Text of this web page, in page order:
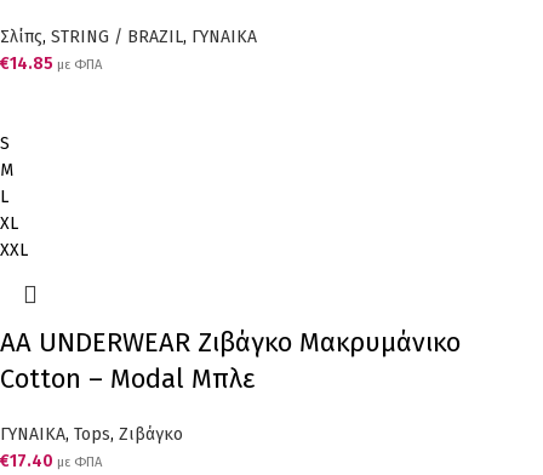
Σλίπς, STRING / BRAZIL, ΓΥΝΑΙΚΑ
€14.85 με ΦΠΑ
S
M
L
XL
XXL
AA UNDERWEAR Ζιβάγκο Μακρυμάνικο
Cotton – Modal Μπλε
ΓΥΝΑΙΚΑ, Tops, Ζιβάγκο
€17.40 με ΦΠΑ